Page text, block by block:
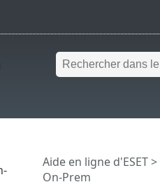
Aide en ligne d'ESET>
On-Prem